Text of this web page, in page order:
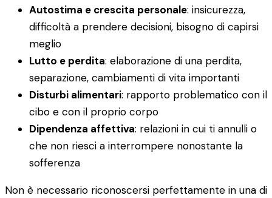
Autostima e crescita personale: insicurezza,
difficoltà a prendere decisioni, bisogno di capirsi
meglio
Lutto e perdita: elaborazione di una perdita,
separazione, cambiamenti di vita importanti
Disturbi alimentari: rapporto problematico con il
cibo e con il proprio corpo
Dipendenza affettiva: relazioni in cui ti annulli o
che non riesci a interrompere nonostante la
sofferenza
Non è necessario riconoscersi perfettamente in una di